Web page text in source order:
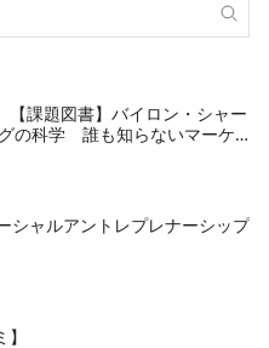
【課題図書】バイロン・シャー
の科学 誰も知らないマーケ
シャルアントレプレナーシップ